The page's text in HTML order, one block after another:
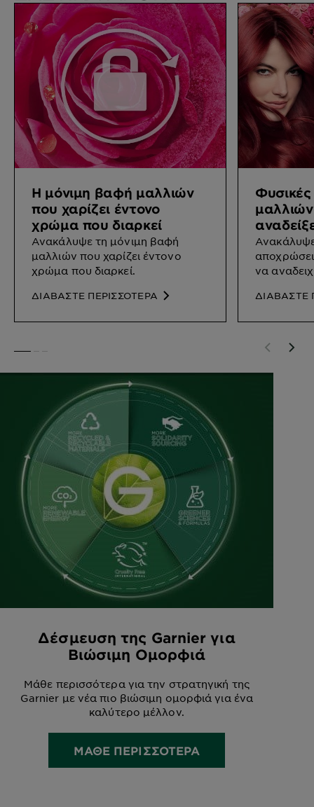
Η μόνιμη βαφή μαλλιών
που χαρίζει έντονο
χρώμα που διαρκεί
Ανακάλυψε τη μόνιμη βαφή
μαλλιών που χαρίζει έντονο
χρώμα που διαρκεί.
ΔΙΑΒΑΣΤΕ ΠΕΡΙΣΣΟΤΕΡΑ
να
ΔΙΑΒΑΣΤΕ
Δέσμευση της Garnier για
Βιώσιμη Ομορφιά
Μάθε περισσότερα για την στρατηγική της
Garnier με νέα πιο βιώσιμη ομορφιά για ένα
καλύτερο μέλλον.
ΜΑΘΕ ΠΕΡΙΣΣΟΤΕΡΑ